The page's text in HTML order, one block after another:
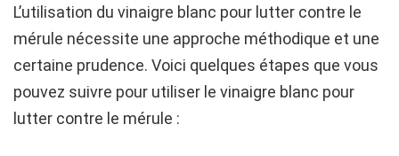
L’utilisation du vinaigre blanc pour lutter contre le
mérule nécessite une approche méthodique et une
certaine prudence. Voici quelques étapes que vous
pouvez suivre pour utiliser le vinaigre blanc pour
lutter contre le mérule :